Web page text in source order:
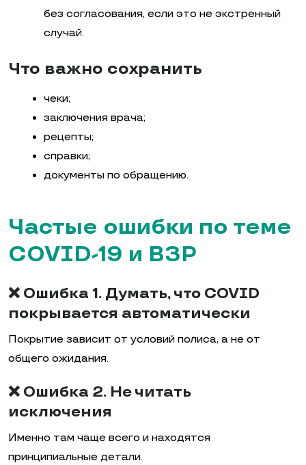
без согласования, если это не экстренный
случай.
Что важно сохранить
чеки;
заключения врача;
рецепты;
справки;
документы по обращению.
Частые ошибки по теме
COVID-19 и ВЗР
❌ Ошибка 1. Думать, что COVID
покрывается автоматически
Покрытие зависит от условий полиса, а не от
общего ожидания.
❌ Ошибка 2. Не читать
исключения
Именно там чаще всего и находятся
принципиальные детали.